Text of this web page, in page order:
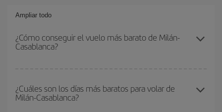
Ampliar todo
¿Cómo conseguir el vuelo más barato de Milán-
Casablanca?
conseguir el vuelo más barato si evitas temporadas altas,
compras con antelación y puedes ser flexible con las fechas y
¿Cuáles son los días más baratos para volar de
Milán-Casablanca?